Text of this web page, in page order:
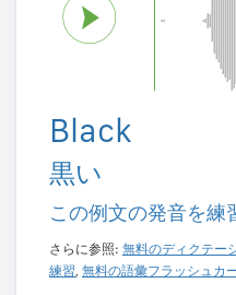
Black
黒い
この例文の発音を練
さらに参照: 無料のディクテー
練習, 無料の語彙フラッシュカ